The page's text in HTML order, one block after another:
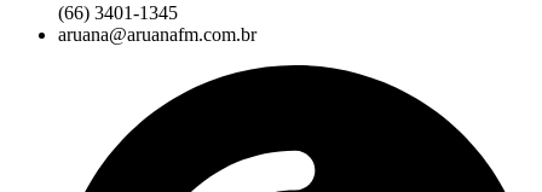
(66) 3401-1345
aruana@aruanafm.com.br